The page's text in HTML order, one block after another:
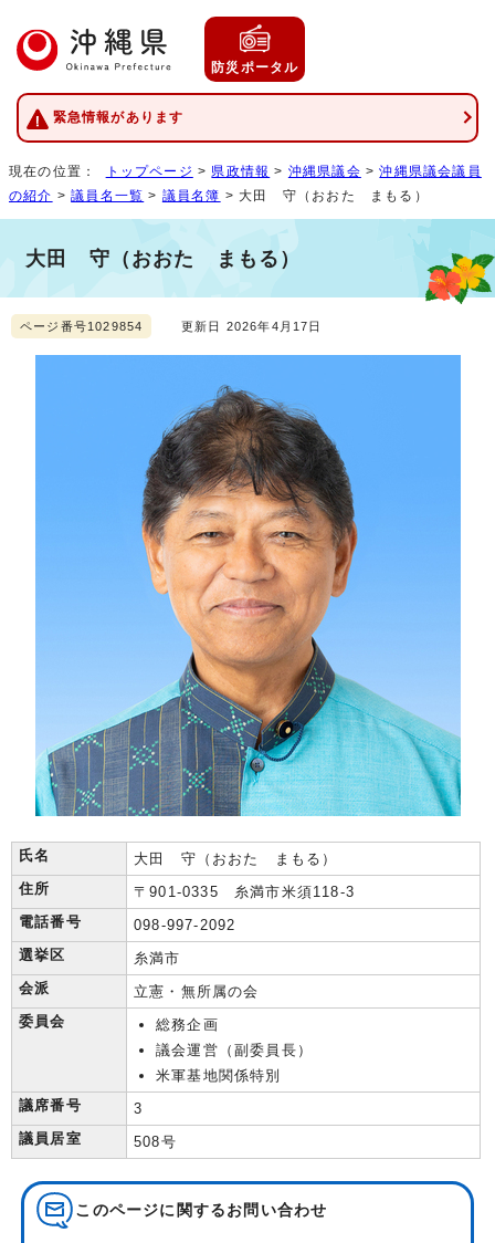
防災ポータル
緊急情報があります
現在の位置： トップページ > 県政情報 > 沖縄県議会 >沖縄県議会議員
の紹介 >議員名一覧 > 議員名簿 > 大田 守（おおた まもる）
大田 守（おおた まもる）
ページ番号1029854 更新日 2026年4月17日
氏名
大田 守（おおた まもる）
住所
〒901-0335 糸満市米須118-3
電話番号
098-997-2092
選挙区
糸満市
会派
立憲・無所属の会
委員会
総務企画
議会運営（副委員長）
米軍基地関係特別
議席番号
3
議員居室
508号
このページに関する お問い合わせ